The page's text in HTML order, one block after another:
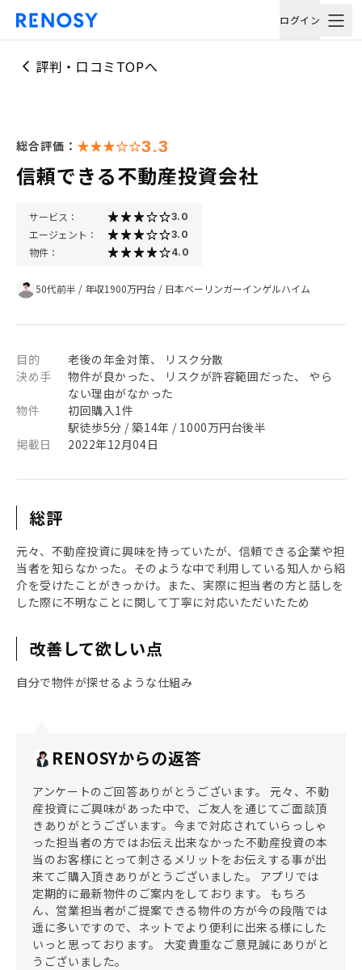
ログイン
評判・口コミTOPへ
総合評価： 3.3
信頼できる不動産投資会社
サービス： 3.0
エージェント： 3.0
物件： 4.0
50代前半 / 年収1900万円台 / 日本ベーリンガーインゲルハイム
目的
老後の年金対策、 リスク分散
決め手
物件が良かった、 リスクが許容範囲だった、 やら
ない理由がなかった
物件
初回購入1件
駅徒歩5分 / 築14年 / 1000万円台後半
掲載日
2022年12月04日
総評
元々、不動産投資に興味を持っていたが、信頼できる企業や担
当者を知らなかった。そのような中で利用している知人から紹
介を受けたことがきっかけ。また、実際に担当者の方と話しを
した際に不明なことに関して丁寧に対応いただいたため
改善して欲しい点
自分で物件が探せるような仕組み
RENOSYからの返答
アンケートのご回答ありがとうございます。 元々、不動
産投資にご興味があった中で、ご友人を通じてご面談頂
きありがとうございます。今まで対応されていらっしゃ
った担当者の方ではお伝え出来なかった不動産投資の本
当のお客様にとって刺さるメリットをお伝えする事が出
来てご購入頂きありがとうございました。 アプリでは
定期的に最新物件のご案内をしております。 もちろ
ん、営業担当者がご提案できる物件の方が今の段階では
遥に多いですので、ネットでより便利に出来る様にした
いっと思っております。 大変貴重なご意見誠にありがと
うございました。